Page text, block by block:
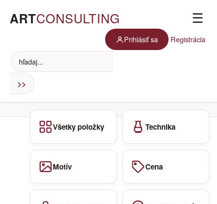
ARTCONSULTING ☰
Prihlásiť sa Registrácia
Všetky položky Technika
Motív Cena